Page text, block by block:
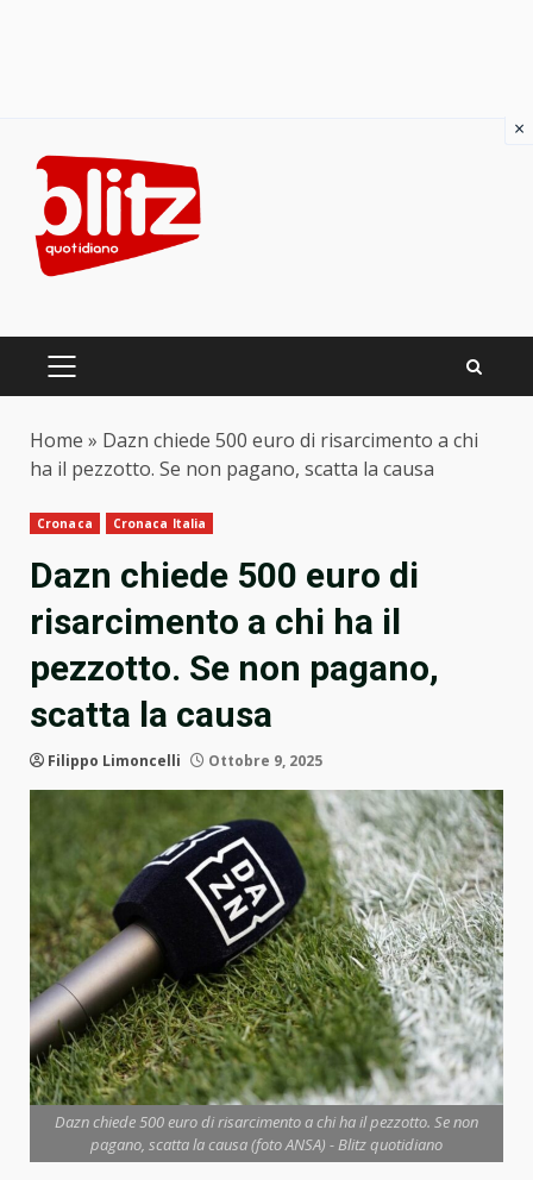
content
PRIMARY
Home » Dazn chiede 500 euro di risarcimento a chi
ha il pezzotto. Se non pagano, scatta la causa
Cronaca Cronaca Italia
Dazn chiede 500 euro di
risarcimento a chi ha il
pezzotto. Se non pagano,
scatta la causa
Filippo Limoncelli Ottobre 9, 2025
Dazn chiede 500 euro di risarcimento a chi ha il pezzotto. Se non
pagano, scatta la causa (foto ANSA) - Blitz quotidiano
×